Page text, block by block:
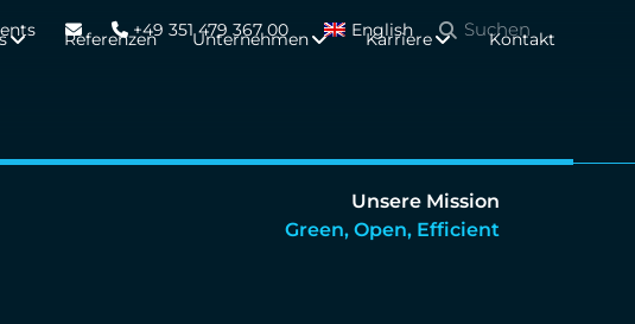
Referenzen Unternehmen Karriere Kontakt
+49 351 479 367 00 English
Unsere Mission
Green, Open, Efficient